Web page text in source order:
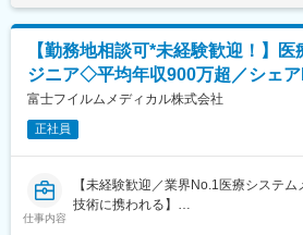
■同社の特色：
１、民間のシンクタンクの調査では、
人工骨販売金額では国内シェアトップ
２、入社と同時に有給休暇を比例付与
よび復職率は契約社員を含め100％。
３、従業員からのアイデアや提案を賞
がいを感じられます。
４、社内は社長、副社長問わず「さん
良い風土があり、これまでの新卒社員
すい風土が整っています。
設置および医療機関への保守サポート
医用画像処理機器、医用画像ネットワ
上げ、定期点検、トラブルシューティ
行います。
■研修制度
ングなどから必要なスキルを段階的に
でもキャッチアップいただける環境で
【勤務地相談可*未経験歓迎！】
ジニア◇平均年収900万超／シェ
富士フイルムメディカル株式会社
正社員
仕事内容
【未経験歓迎／業界No.1医療システ
技術に携われる】